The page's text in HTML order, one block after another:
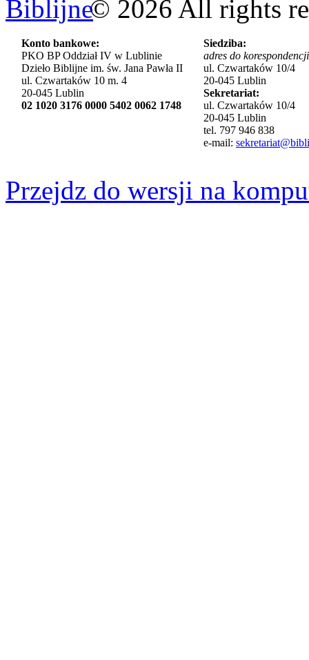
© 2026 All rights
Konto bankowe:
PKO BP Oddział IV w Lublinie
Dzieło Biblijne im. św. Jana Pawła II
ul. Czwartaków 10 m. 4
20-045 Lublin
02 1020 3176 0000 5402 0062 1748
Siedziba:
adres do
ul. Czwartaków 10/4
20-045 Lublin
Sekretariat:
ul. Czwartaków 10/4
20-045 Lublin
tel. 797 946 838
e-mail:
Przejdz do wersji na